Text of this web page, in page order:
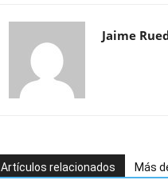
Jaime
Artículos relacionados Más